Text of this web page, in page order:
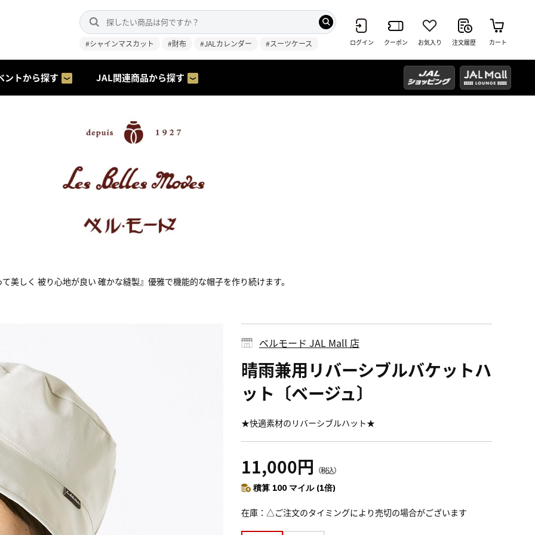
#シャインマスカット #財布 #JALカレンダー #スーツケース ログイン クーポン お気入り 注文履歴 カート
ントから探す JAL関連商品から探す
美しく 被り心地が良い 確かな縫製』優雅で機能的な帽子を作り続けます。
ベルモード JAL Mall 店
晴雨兼用リバーシブルバケットハ
ット〔ベージュ〕
★快適素材のリバーシブルハット★
11,000円 （税込）
積算 100 マイル (1倍)
在庫 △ご注文のタイミングにより売切の場合がございます